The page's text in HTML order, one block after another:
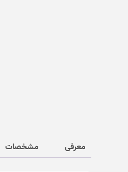
معرفی مشخصات